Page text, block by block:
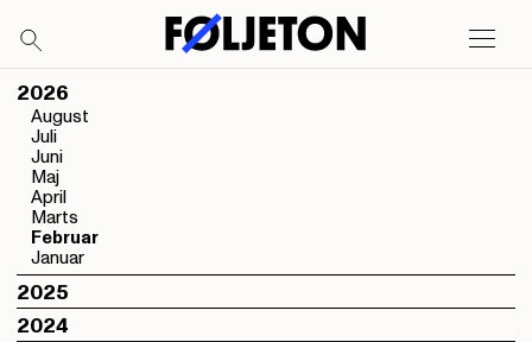
2026
August
Juli
Juni
Maj
April
Marts
Februar
Januar
2025
2024